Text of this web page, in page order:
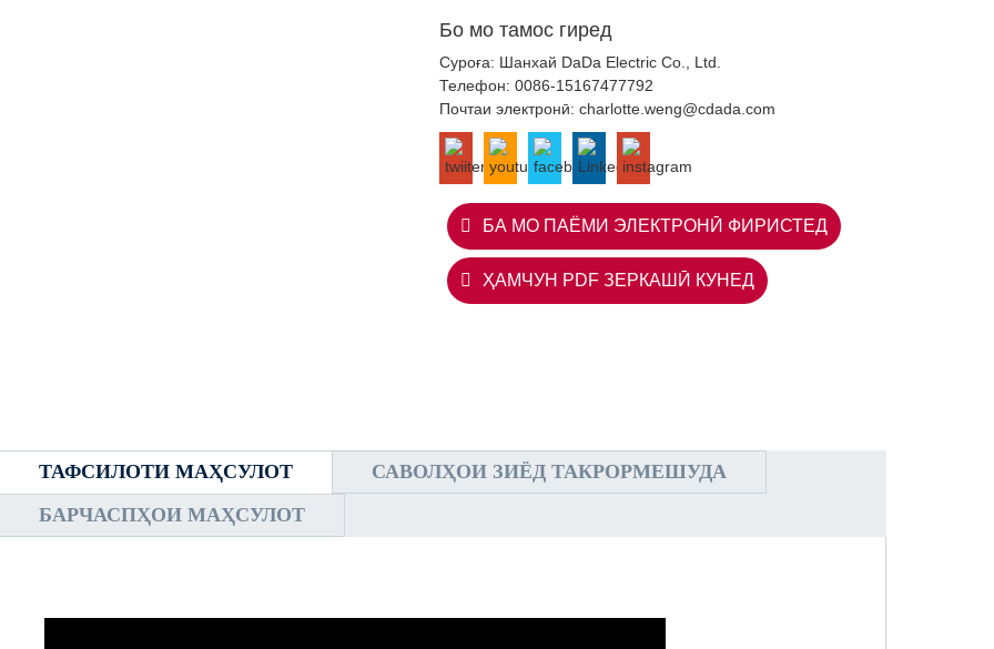
Бо мо тамос гиред
Суроға: Шанхай DaDa Electric Co., Ltd.
Телефон:0086-15167477792
Почтаи электронӣ:charlotte.weng@cdada.com
БА МО ПАЁМИ ЭЛЕКТРОНӢ ФИРИСТЕД
ҲАМЧУН PDF ЗЕРКАШӢ КУНЕД
ТАФСИЛОТИ МАҲСУЛОТ
САВОЛҲОИ ЗИЁД ТАКРОРМЕШУДА
БАРЧАСПҲОИ МАҲСУЛОТ